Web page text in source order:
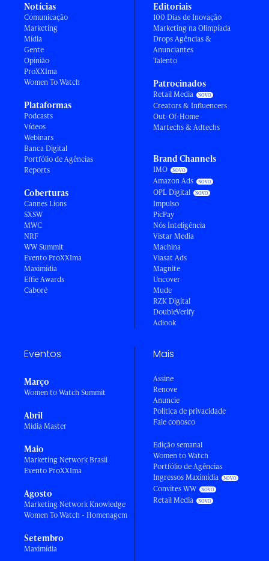
Notícias
Comunicação
Marketing
Mídia
Gente
Opinião
ProXXIma
Women To Watch
Plataformas
Podcasts
Vídeos
Webinars
Banca Digital
Portfólio de Agências
Reports
Coberturas
Cannes Lions
SXSW
MWC
NRF
WW Summit
Evento ProXXIma
Maximídia
Effie Awards
Caboré
Editoriais
100 Dias de Inovação
Marketing na Olimpíada
Drops Agências &
Anunciantes
Talento
Patrocinados
Retail Media
Creators & Influencers
Out-Of-Home
Martechs & Adtechs
Brand Channels
IMO
Amazon Ads
OPL Digital
Impulso
PicPay
Nós Inteligência
Vistar Media
Machina
Viasat Ads
Magnite
Uncover
Mude
RZK Digital
DoubleVerify
Adlook
Eventos
Março
Women to Watch Summit
Abril
Mídia Master
Maio
Marketing Network Brasil
Evento ProXXIma
Agosto
Marketing Network Knowledge
Women To Watch - Homenagem
Setembro
Maximídia
Mais
Assine
Renove
Anuncie
Política de privacidade
Fale conosco
Edição semanal
Women to Watch
Portfólio de Agências
Ingressos Maximídia
Convites WW
Retail Media